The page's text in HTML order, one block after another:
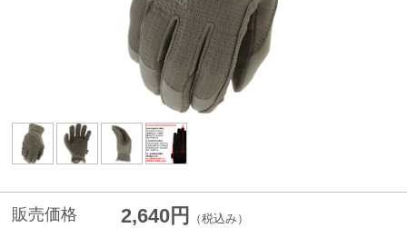
販売価格 2,640円 （税込み）